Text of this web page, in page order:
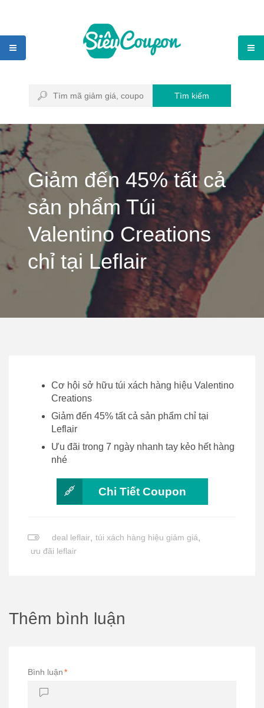
Tìm kiếm
Giảm đến 45% tất cả
sản phẩm Túi
Valentino Creations
chỉ tại Leflair
Cơ hội sở hữu túi xách hàng hiệu Valentino
Creations
Giảm đến 45% tất cả sản phẩm chỉ tại
Leflair
Ưu đãi trong 7 ngày nhanh tay kẻo hết hàng
nhé
Chi Tiết Coupon
deal leflair, túi xách hàng hiệu giảm giá,
ưu đãi leflair
Thêm bình luận
Bình luận*